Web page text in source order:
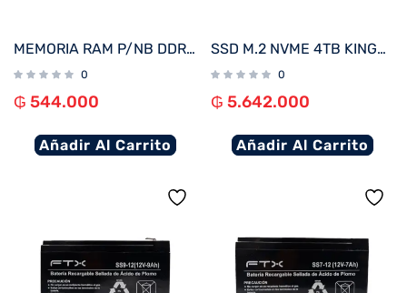
MEMORIA RAM P/NB DDR4 8GB 3200 FTX 111689
0
₲ 544.000
Añadir Al Carrito
SSD M.2 NVME 4TB KINGSTON KC3000 SKC3000D/4096G 7000/7000 PCIE 4.0
0
₲ 5.642.000
Añadir Al Carrito